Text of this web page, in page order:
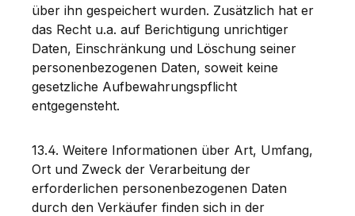
über ihn gespeichert wurden. Zusätzlich hat er
das Recht u.a. auf Berichtigung unrichtiger
Daten, Einschränkung und Löschung seiner
personenbezogenen Daten, soweit keine
gesetzliche Aufbewahrungspflicht
entgegensteht.
13.4. Weitere Informationen über Art, Umfang,
Ort und Zweck der Verarbeitung der
erforderlichen personenbezogenen Daten
durch den Verkäufer finden sich in der